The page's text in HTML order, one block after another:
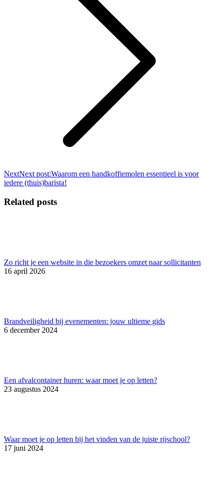
NextNext post:Waarom een handkoffiemolen essentieel is voor
iedere (thuis)barista!
Related posts
Zo richt je een website in die bezoekers omzet naar sollicitanten
16 april 2026
Brandveiligheid bij evenementen: jouw ultieme gids
6 december 2024
Een afvalcontainer huren: waar moet je op letten?
23 augustus 2024
Waar moet je op letten bij het vinden van de juiste rijschool?
17 juni 2024